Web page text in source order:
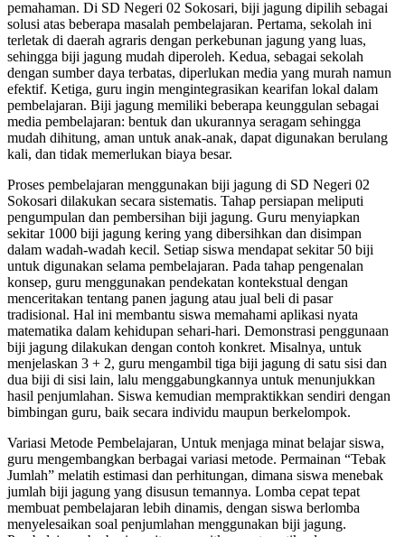
pemahaman. Di SD Negeri 02 Sokosari, biji jagung dipilih sebagai
solusi atas beberapa masalah pembelajaran. Pertama, sekolah ini
terletak di daerah agraris dengan perkebunan jagung yang luas,
sehingga biji jagung mudah diperoleh. Kedua, sebagai sekolah
dengan sumber daya terbatas, diperlukan media yang murah namun
efektif. Ketiga, guru ingin mengintegrasikan kearifan lokal dalam
pembelajaran. Biji jagung memiliki beberapa keunggulan sebagai
media pembelajaran: bentuk dan ukurannya seragam sehingga
mudah dihitung, aman untuk anak-anak, dapat digunakan berulang
kali, dan tidak memerlukan biaya besar.
Proses pembelajaran menggunakan biji jagung di SD Negeri 02
Sokosari dilakukan secara sistematis. Tahap persiapan meliputi
pengumpulan dan pembersihan biji jagung. Guru menyiapkan
sekitar 1000 biji jagung kering yang dibersihkan dan disimpan
dalam wadah-wadah kecil. Setiap siswa mendapat sekitar 50 biji
untuk digunakan selama pembelajaran. Pada tahap pengenalan
konsep, guru menggunakan pendekatan kontekstual dengan
menceritakan tentang panen jagung atau jual beli di pasar
tradisional. Hal ini membantu siswa memahami aplikasi nyata
matematika dalam kehidupan sehari-hari. Demonstrasi penggunaan
biji jagung dilakukan dengan contoh konkret. Misalnya, untuk
menjelaskan 3 + 2, guru mengambil tiga biji jagung di satu sisi dan
dua biji di sisi lain, lalu menggabungkannya untuk menunjukkan
hasil penjumlahan. Siswa kemudian mempraktikkan sendiri dengan
bimbingan guru, baik secara individu maupun berkelompok.
Variasi Metode Pembelajaran, Untuk menjaga minat belajar siswa,
guru mengembangkan berbagai variasi metode. Permainan “Tebak
Jumlah” melatih estimasi dan perhitungan, dimana siswa menebak
jumlah biji jagung yang disusun temannya. Lomba cepat tepat
membuat pembelajaran lebih dinamis, dengan siswa berlomba
menyelesaikan soal penjumlahan menggunakan biji jagung.